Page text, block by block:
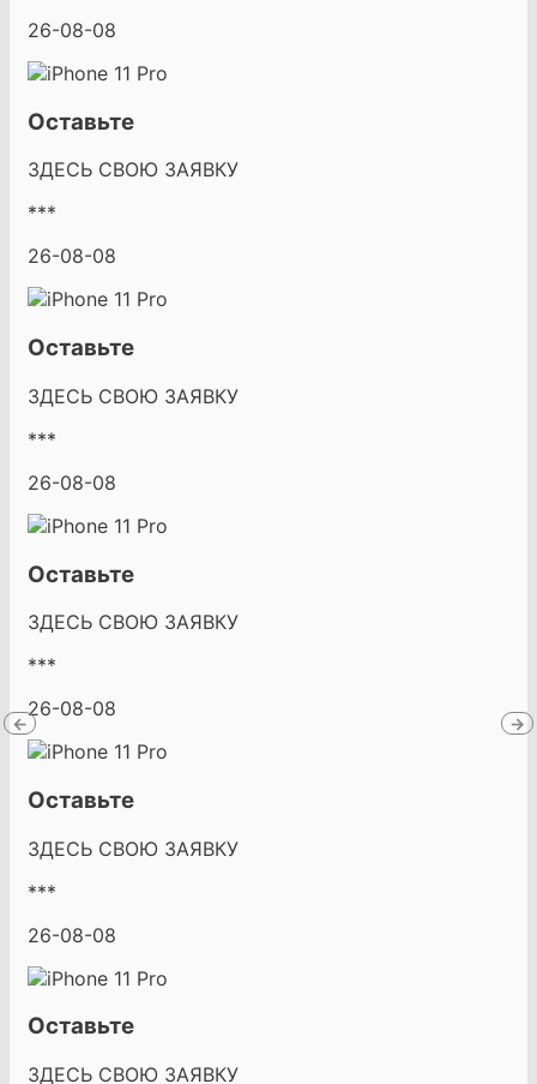
26-08-08
Оставьте
ЗДЕСЬ СВОЮ ЗАЯВКУ
***
26-08-08
Оставьте
ЗДЕСЬ СВОЮ ЗАЯВКУ
***
26-08-08
Оставьте
ЗДЕСЬ СВОЮ ЗАЯВКУ
***
26-08-08
Оставьте
ЗДЕСЬ СВОЮ ЗАЯВКУ
***
26-08-08
Оставьте
ЗДЕСЬ СВОЮ ЗАЯВКУ
← →